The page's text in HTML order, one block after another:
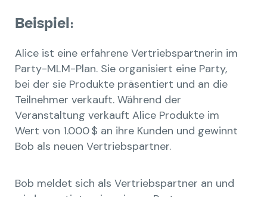
Beispiel:
Alice ist eine erfahrene Vertriebspartnerin im
Party-MLM-Plan. Sie organisiert eine Party,
bei der sie Produkte präsentiert und an die
Teilnehmer verkauft. Während der
Veranstaltung verkauft Alice Produkte im
Wert von 1.000 $ an ihre Kunden und gewinnt
Bob als neuen Vertriebspartner.
Bob meldet sich als Vertriebspartner an und